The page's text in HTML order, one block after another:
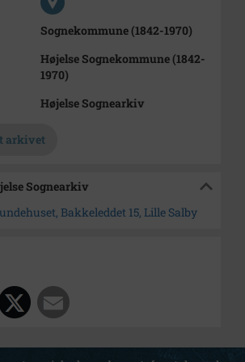
Sognekommune (1842-1970)
Højelse Sognekommune (1842-
1970)
Højelse Sognearkiv
arkivet
Sognearkiv
Bakkeleddet 15, Lille Salby